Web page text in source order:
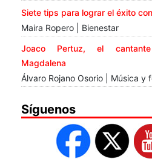
Siete tips para lograr el éxito
Maira Ropero | Bienestar
Joaco Pertuz, el
Magdalena
Álvaro Rojano Osorio | Música y
Síguenos